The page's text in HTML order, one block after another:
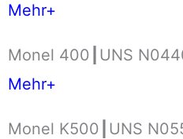
Mehr+
Monel 400┃UNS
Mehr+
Monel K500┃UNS